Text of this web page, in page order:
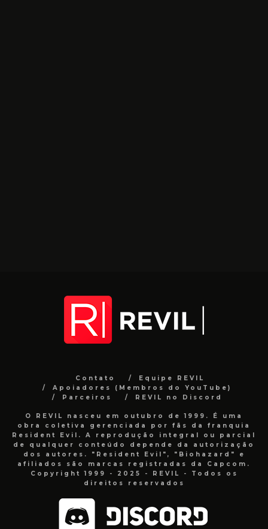
Contato
Equipe REVIL
Apoiadores (Membros do YouTube)
Parceiros
REVIL no Discord
O REVIL nasceu em outubro de 1999. É uma
obra coletiva gerenciada por fãs da franquia
Resident Evil. A reprodução integral ou parcial
de qualquer conteúdo depende da autorização
dos autores. "Resident Evil", "Biohazard" e
afiliados são marcas registradas da Capcom.
Copyright 1999 - 2025 - REVIL - Todos os
direitos reservados